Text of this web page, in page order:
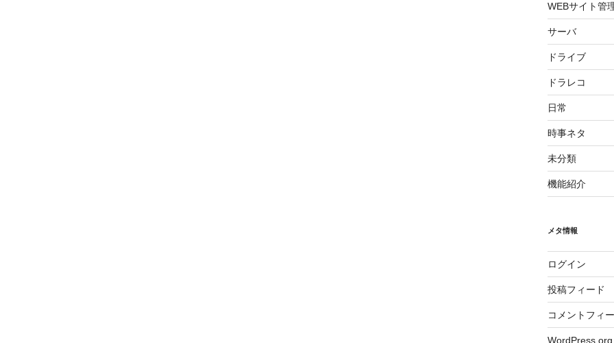
WEBサイト管
サーバ
ドライブ
ドラレコ
日常
時事ネタ
未分類
機能紹介
メタ情報
ログイン
投稿フィード
コメントフィ
WordPress.org